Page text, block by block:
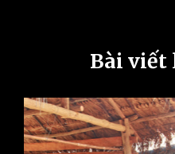
Bài viết